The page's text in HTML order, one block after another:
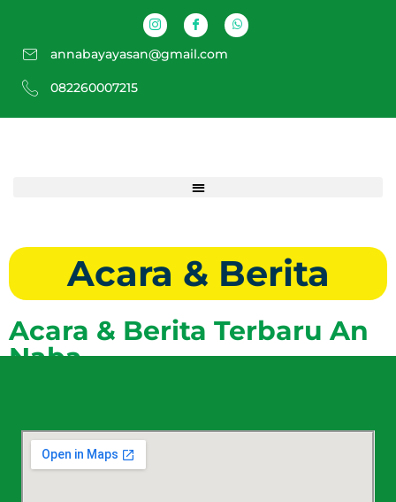
annabayayasan@gmail.com
082260007215
Acara & Berita
Acara & Berita Terbaru An
Naba​